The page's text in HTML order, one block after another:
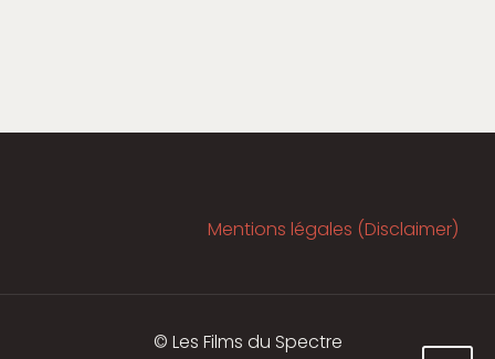
Mentions légales (Disclaimer)
© Les Films du Spectre